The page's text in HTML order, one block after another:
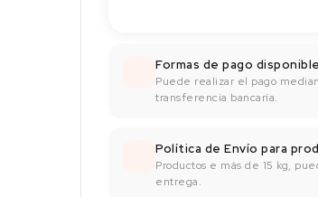
Formas de pago
Puede realizar el pago
transferencia bancaría.
Política de Envío para
Productos e más de 15 kg,
entrega.